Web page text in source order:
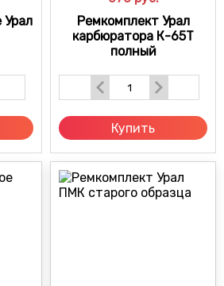
Урал
Ремкомплект Урал
карбюратора К-65Т
полный
Купить